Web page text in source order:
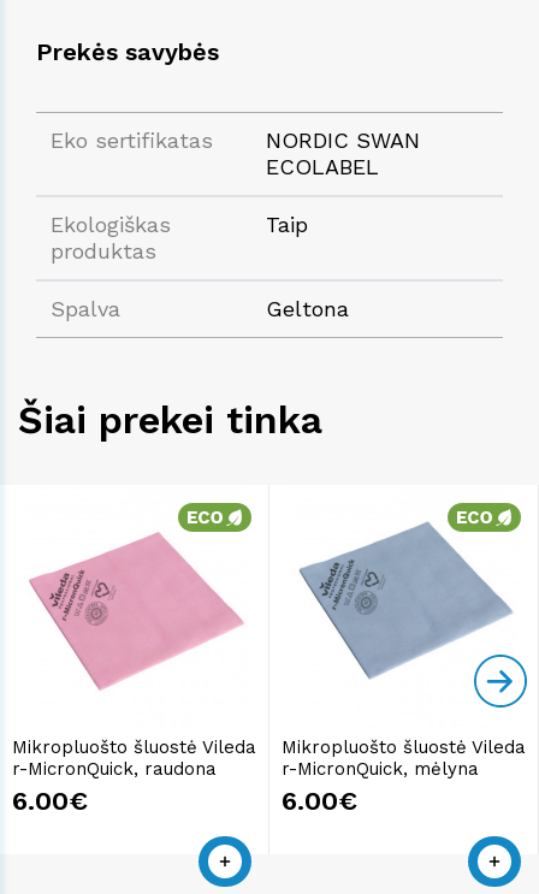
Prekės savybės
Eko sertifikatas
NORDIC SWAN
ECOLABEL
Ekologiškas
produktas
Taip
Spalva Geltona
Šiai prekei tinka
Mikropluošto šluostė Vileda
r-MicronQuick, raudona
6.00€
Mikropluošto šluostė Vileda
r-MicronQuick, mėlyna
6.00€